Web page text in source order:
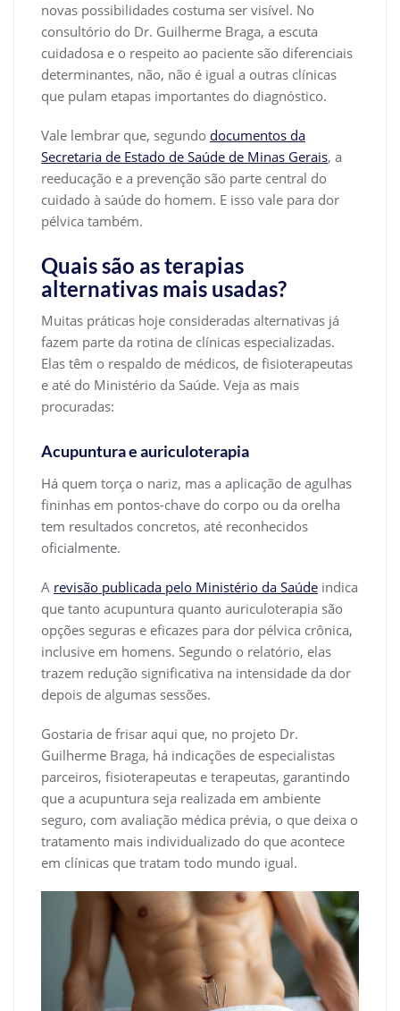
novas possibilidades costuma ser visível. No
consultório do Dr. Guilherme Braga, a escuta
cuidadosa e o respeito ao paciente são diferenciais
determinantes, não, não é igual a outras clínicas
que pulam etapas importantes do diagnóstico.
Vale lembrar que, segundo documentos da
Secretaria de Estado de Saúde de Minas Gerais, a
reeducação e a prevenção são parte central do
cuidado à saúde do homem. E isso vale para dor
pélvica também.
Quais são as terapias
alternativas mais usadas?
Muitas práticas hoje consideradas alternativas já
fazem parte da rotina de clínicas especializadas.
Elas têm o respaldo de médicos, de fisioterapeutas
e até do Ministério da Saúde. Veja as mais
procuradas:
Acupuntura e auriculoterapia
Há quem torça o nariz, mas a aplicação de agulhas
fininhas em pontos-chave do corpo ou da orelha
tem resultados concretos, até reconhecidos
oficialmente.
A revisão publicada pelo Ministério da Saúde indica
que tanto acupuntura quanto auriculoterapia são
opções seguras e eficazes para dor pélvica crônica,
inclusive em homens. Segundo o relatório, elas
trazem redução significativa na intensidade da dor
depois de algumas sessões.
Gostaria de frisar aqui que, no projeto Dr.
Guilherme Braga, há indicações de especialistas
parceiros, fisioterapeutas e terapeutas, garantindo
que a acupuntura seja realizada em ambiente
seguro, com avaliação médica prévia, o que deixa o
tratamento mais individualizado do que acontece
em clínicas que tratam todo mundo igual.